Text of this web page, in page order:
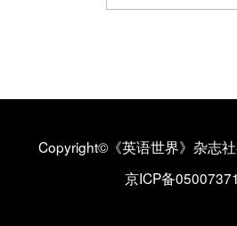
Copyright©《英语世界》杂志
京ICP备